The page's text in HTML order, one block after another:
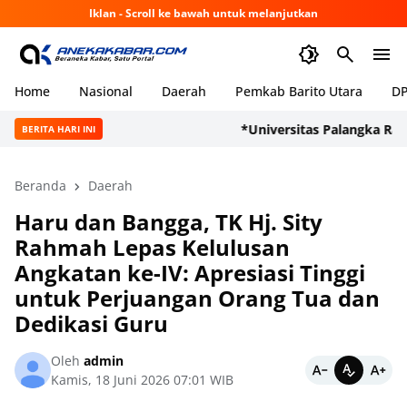
Iklan - Scroll ke bawah untuk melanjutkan
Home Nasional Daerah Pemkab Barito Utara
BERITA HARI INI *Universitas Palangka Raya
Beranda Daerah
Haru dan Bangga, TK Hj. Sity
Rahmah Lepas Kelulusan
Angkatan ke-IV: Apresiasi Tinggi
untuk Perjuangan Orang Tua dan
Dedikasi Guru
Oleh admin
Kamis, 18 Juni 2026 07:01 WIB